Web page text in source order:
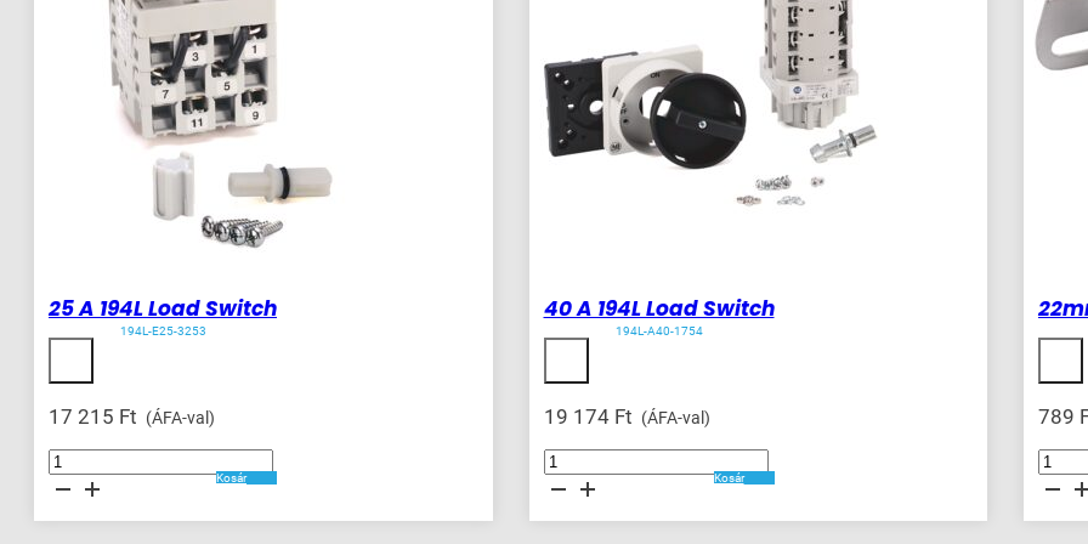
25 A 194L Load Switch
194L-E25-3253
17 215 Ft (ÁFA-val)
25
A
Load
mennyiség
Kosár
40 A 194L Load Switch
194L-A40-1754
19 174 Ft (ÁFA-val)
40
A
Load
mennyiség
Kosár
789
22mm
Accessory
PB